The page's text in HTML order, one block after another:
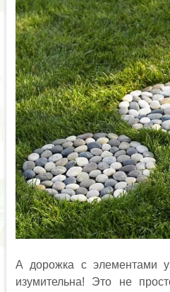
А дорожка с элементами
изумительна! Это не